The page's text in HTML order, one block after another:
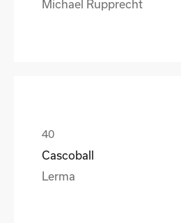
Michael Rupprecht
Cascoball
Lerma